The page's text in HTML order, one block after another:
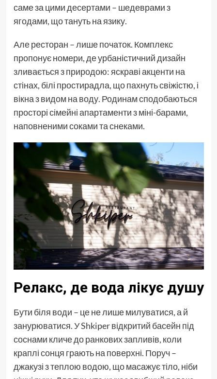
саме за цими десертами – шедеврами з
ягодами, що тануть на язику.
Але ресторан – лише початок. Комплекс
пропонує номери, де урбаністичний дизайн
зливається з природою: яскраві акценти на
стінах, білі простирадла, що пахнуть свіжістю, і
вікна з видом на воду. Родинам сподобаються
просторі сімейні апартаменти з міні-барами,
наповненими соками та снеками.
Релакс, де вода лікує душу
Бути біля води – це не лише милуватися, а й
занурюватися. У Shkiper відкритий басейн під
соснами кличе до ранкових запливів, коли
краплі сонця грають на поверхні. Поруч –
джакузі з теплою водою, що масажує тіло, ніби